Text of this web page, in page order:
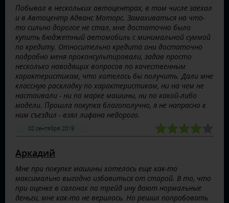
Побывал в нескольких автоцентрах, в том числе заехал
и в Автоцентр Адванс Моторс. Замахиваться на что-
то сильно дорогое не стал, мне достаточно было
купить бюджетный автомобиль с минимальной суммой
по кредиту. Относительно кредита они достаточно
подробно меня проконсультировали, задав просто
несколько наводящих вопросов по качественным
характеристикам, что хотелось бы получить. Дали мне
классную раскладку по характеристикам, ни на чем не
настаивали - ни по марке машины, ни по какой-либо
модели. Прошла покупка благополучно, я не напрасно к
ним съездил - взял лифана недорого.
02 сентября 2019
Аркадий
Мне при покупке машины хотелось еще как-то
максимально выгодно избавиться от старой. В то, что
при оценке в салонах по трейд ину дают нормальные
деньги, мне как-то не верилось. Но решил попробовать